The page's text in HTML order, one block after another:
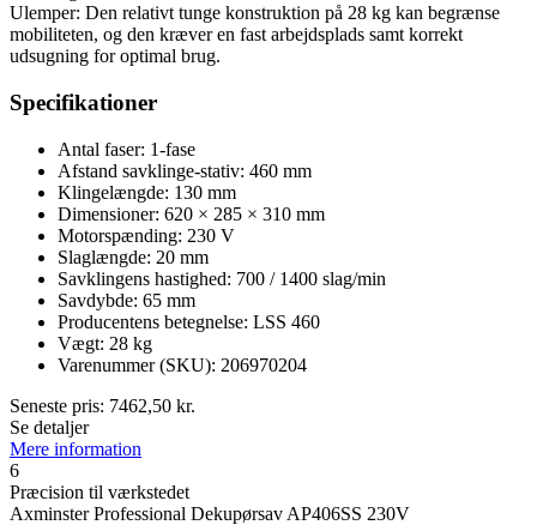
Ulemper: Den relativt tunge konstruktion på 28 kg kan begrænse
mobiliteten, og den kræver en fast arbejdsplads samt korrekt
udsugning for optimal brug.
Specifikationer
Antal faser: 1-fase
Afstand savklinge-stativ: 460 mm
Klingelængde: 130 mm
Dimensioner: 620 × 285 × 310 mm
Motorspænding: 230 V
Slaglængde: 20 mm
Savklingens hastighed: 700 / 1400 slag/min
Savdybde: 65 mm
Producentens betegnelse: LSS 460
Vægt: 28 kg
Varenummer (SKU): 206970204
Seneste pris: 7462,50 kr.
Se detaljer
Mere information
6
Præcision til værkstedet
Axminster Professional Dekupørsav AP406SS 230V